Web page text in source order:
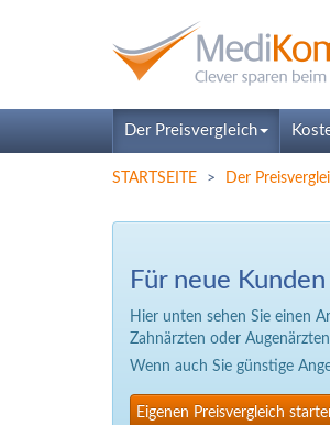
Der Preisvergleich
STARTSEITE Der
Für neue Kunden
Hier unten sehen Sie einen
Zahnärzten oder
Wenn auch Sie günstige
Eigenen Preisvergleich